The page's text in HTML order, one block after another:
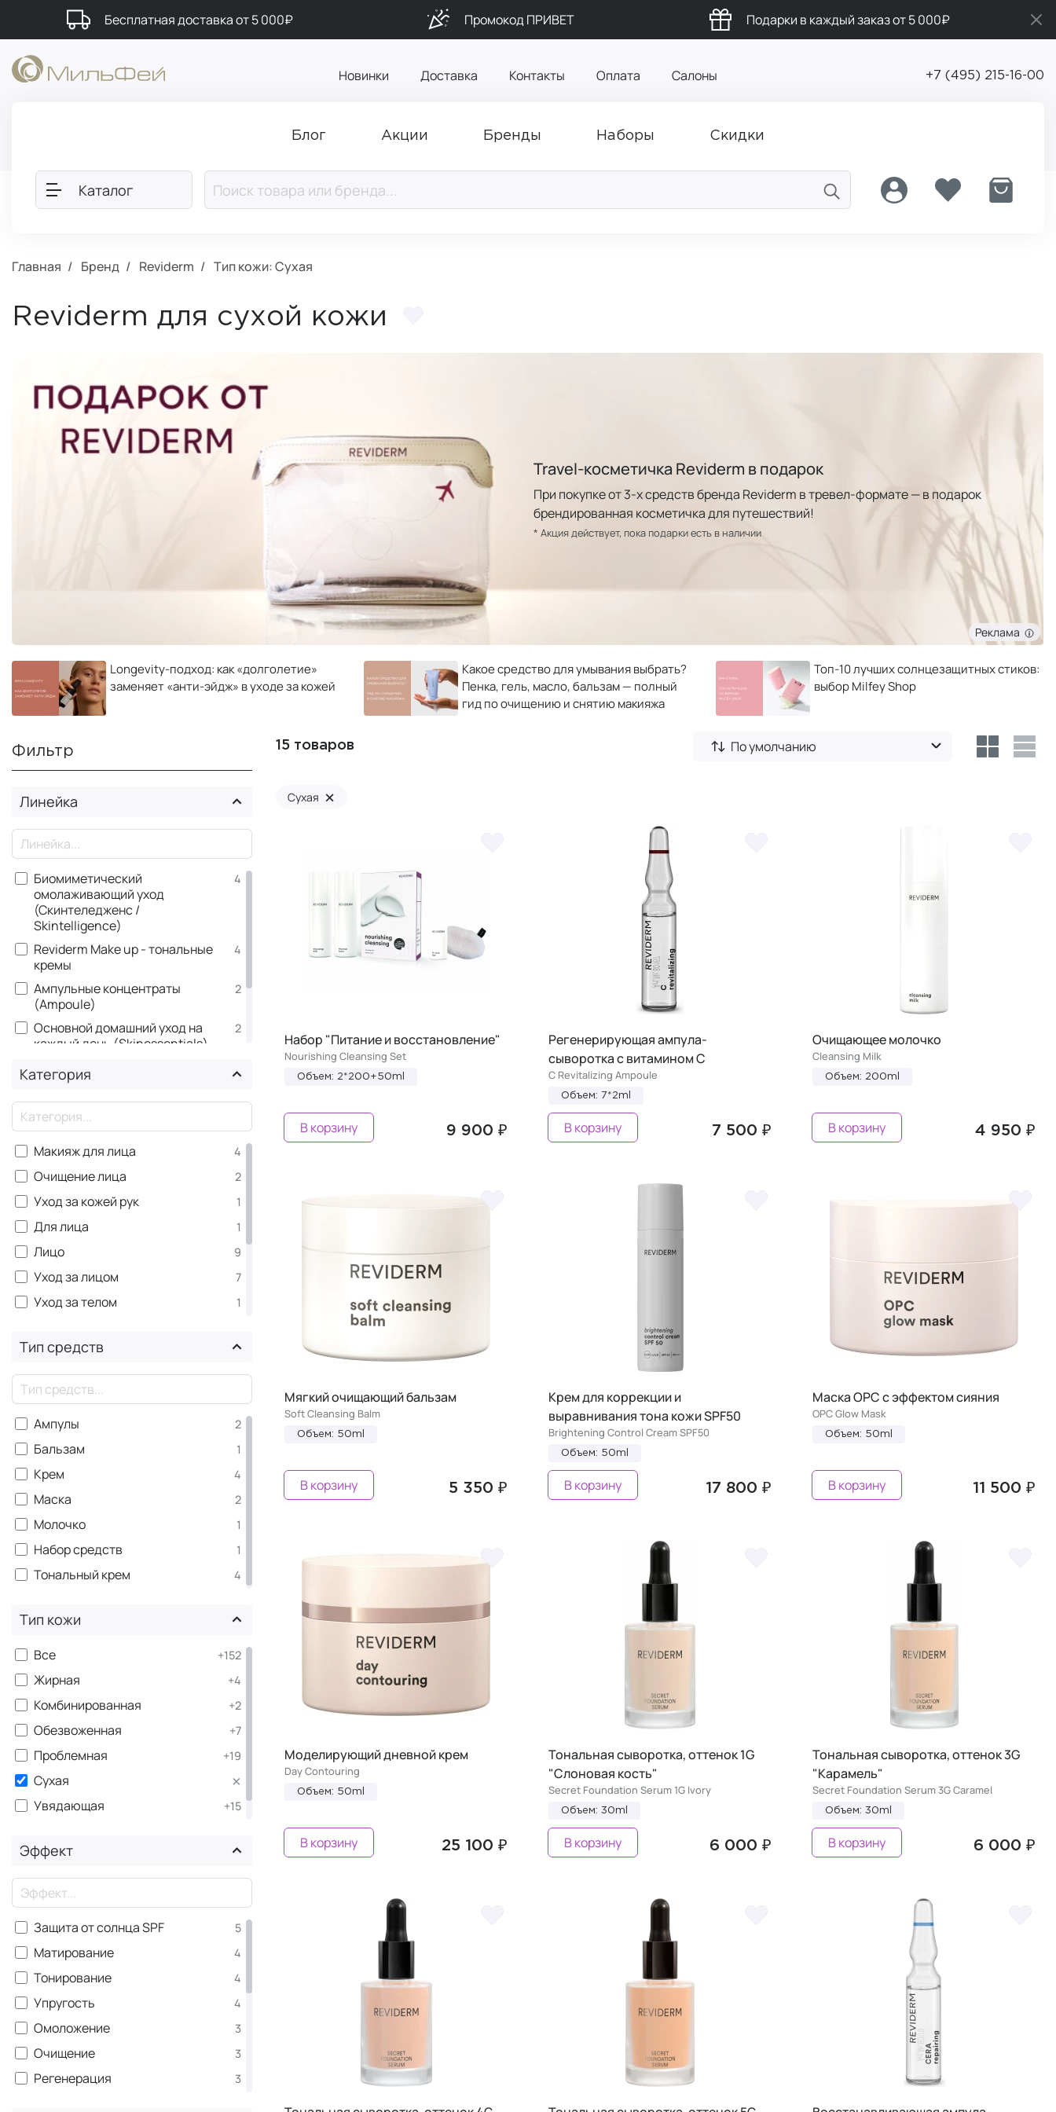
Бесплатная доставка от 5 000₽ Промокод ПРИВЕТ Подарки в каждый заказ от 5 000₽
Новинки Доставка Контакты Оплата Салоны +7 (495) 215-16-00
Блог Акции Бренды Наборы Скидки
Каталог
Главная Бренд Reviderm Тип кожи: Сухая
Reviderm для сухой кожи
Travel-косметичка Reviderm в подарок
При покупке от 3-х средств бренда Reviderm в тревел-формате — в подарок
брендированная косметичка для путешествий!
* Акция действует, пока подарки есть в наличии
Реклама
Longevity-подход: как «долголетие»
заменяет «анти-эйдж» в уходе за кожей
Какое средство для умывания выбрать?
Пенка, гель, масло, бальзам — полный
гид по очищению и снятию макияжа
Топ-10 лучших солнцезащитных стиков:
выбор Milfey Shop
Фильтр
Линейка
Биомиметический
омолаживающий уход
(Скинтеледженс /
Skintelligence)
4
Reviderm Make up - тональные
кремы
4
Ампульные концентраты
(Ampoule)
2
Основной домашний уход на
каждый день (Skinessentials)
2
кожи (Skindication)
2
Наборы 1
Категория
Макияж для лица 4
Очищение лица 2
Уход за кожей рук 1
Для лица 1
Лицо 9
Уход за лицом 7
Уход за телом 1
Руки 1
SPF защита для лица 1
Макияж 4
Наборы 1
Тип средств
Ампулы 2
Бальзам 1
Крем 4
Маска 2
Молочко 1
Набор средств 1
Тональный крем 4
Тип кожи
Все +152
Жирная +4
Комбинированная +2
Обезвоженная +7
Проблемная +19
Сухая ×
Увядающая +15
Эффект
Защита от солнца SPF 5
Матирование 4
Тонирование 4
Упругость 4
Омоложение 3
Очищение 3
Регенерация 3
15 товаров По умолчанию
Сухая ×
Набор "Питание и восстановление"
Nourishing Cleansing Set
Объем: 2*200+50ml
9 900 ₽
В корзину
Регенерирующая ампула-
сыворотка с витамином C
C Revitalizing Ampoule
Объем: 7*2ml
7 500 ₽
В корзину
Очищающее молочко
Cleansing Milk
Объем: 200ml
4 950 ₽
В корзину
Мягкий очищающий бальзам
Soft Cleansing Balm
Объем: 50ml
5 350 ₽
В корзину
Крем для коррекции и
выравнивания тона кожи SPF50
Brightening Control Cream SPF50
Объем: 50ml
17 800 ₽
В корзину
Маска OPC с эффектом сияния
OPC Glow Mask
Объем: 50ml
11 500 ₽
В корзину
Моделирующий дневной крем
Day Contouring
Объем: 50ml
25 100 ₽
В корзину
Тональная сыворотка, оттенок 1G
"Слоновая кость"
Secret Foundation Serum 1G Ivory
Объем: 30ml
6 000 ₽
В корзину
Тональная сыворотка, оттенок 3G
"Карамель"
Secret Foundation Serum 3G Caramel
Объем: 30ml
6 000 ₽
В корзину